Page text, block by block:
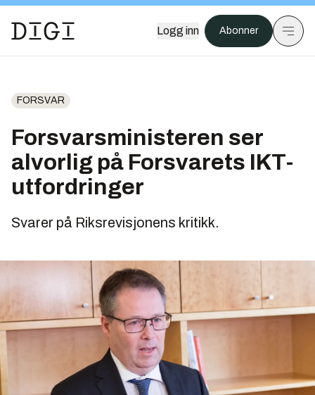
Logg inn Abonner
FORSVAR
Forsvarsministeren ser
alvorlig på Forsvarets IKT-
utfordringer
Svarer på Riksrevisjonens kritikk.